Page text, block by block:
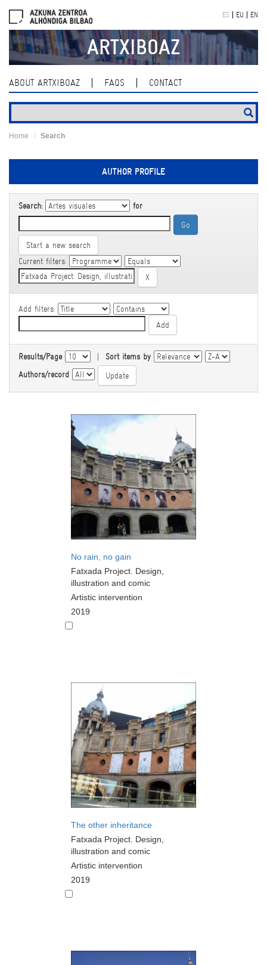
navigation
ES EU EN
ARTXIBOAZ
ABOUT ARTXIBOAZ FAQS CONTACT
Home Search
AUTHOR PROFILE
Search: for
Start a new search
Current filters:
Add filters:
Results/Page | Sort items by
Authors/record
No rain, no gain
Fatxada Project. Design,
illustration and comic
Artistic intervention
2019
The other inheritance
Fatxada Project. Design,
illustration and comic
Artistic intervention
2019